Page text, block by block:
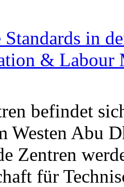
Standards in
& Labour
befindet
Westen Abu
Zentren
für